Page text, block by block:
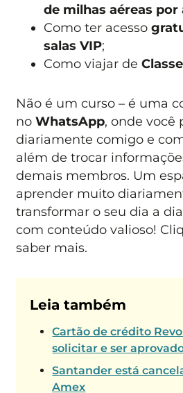
de milhas aéreas por
Como ter acesso
salas VIP;
Como viajar de
Não é um curso – é uma
noWhatsApp, onde você
diariamente comigo e
além de trocar
demais membros. Um
aprender muito
transformar o seu dia a
com conteúdo valioso!
saber mais.
Leia também
Cartão de crédito
solicitar e ser
Santander está
Amex